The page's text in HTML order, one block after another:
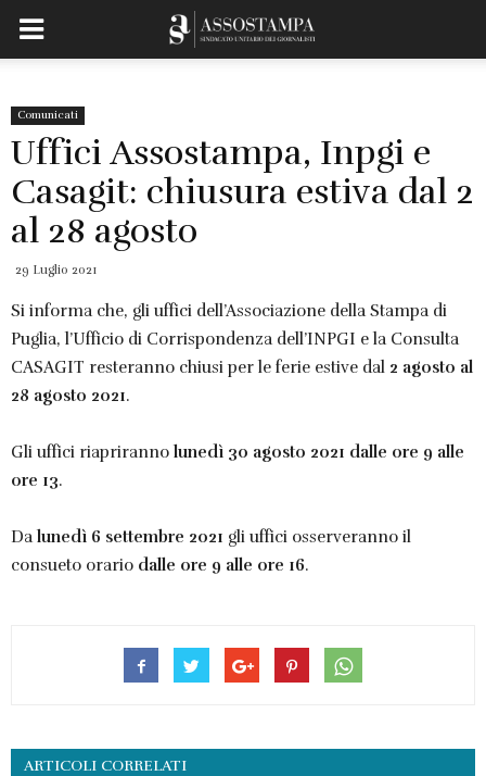
Comunicati
Uffici Assostampa, Inpgi e
Casagit: chiusura estiva dal 2
al 28 agosto
29 Luglio 2021
Si informa che, gli uffici dell’Associazione della Stampa di
Puglia, l’Ufficio di Corrispondenza dell’INPGI e la Consulta
CASAGIT resteranno chiusi per le ferie estive dal 2 agosto al
28 agosto 2021.
Gli uffici riaprirannolunedì 30 agosto 2021 dalle ore 9 alle
ore 13.
Dalunedì 6 settembre 2021 gli uffici osserveranno il
consueto orario dalle ore 9 alle ore 16.
ARTICOLI CORRELATI